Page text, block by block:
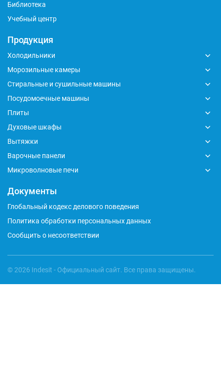
Библиотека
Учебный центр
Продукция
Холодильники
Морозильные камеры
Стиральные и сушильные машины
Посудомоечные машины
Плиты
Духовые шкафы
Вытяжки
Варочные панели
Микроволновые печи
Документы
Глобальный кодекс делового поведения
Политика обработки персональных данных
Сообщить о несоответствии
© 2026 Indesit - Официальный сайт. Все права защищены.